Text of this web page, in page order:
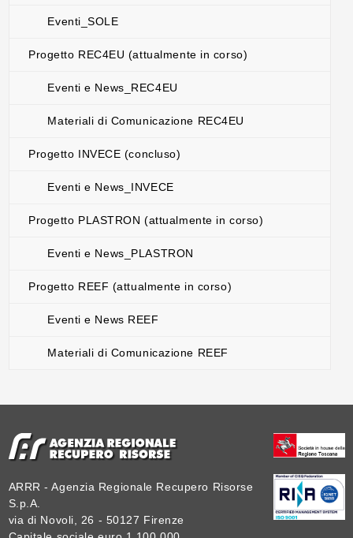
Eventi_SOLE
Progetto REC4EU (attualmente in corso)
Eventi e News_REC4EU
Materiali di Comunicazione REC4EU
Progetto INVECE (concluso)
Eventi e News_INVECE
Progetto PLASTRON (attualmente in corso)
Eventi e News_PLASTRON
Progetto REEF (attualmente in corso)
Eventi e News REEF
Materiali di Comunicazione REEF
ARRR - Agenzia Regionale Recupero Risorse
S.p.A.
via di Novoli, 26 - 50127 Firenze